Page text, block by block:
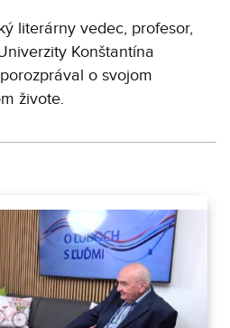
literárny vedec, profesor,
Konštantína
o svojom
živote.